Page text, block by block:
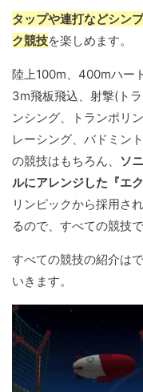
タップや連打などシン
ク競技を楽しめます。
陸上100m、400mハー
3m飛板飛込、射撃(ト
ンシング、トランポリ
レーシング、バドミン
の競技はもちろん、
ソ
ルにアレンジした『エ
リンピックから採用さ
るので、すべての競技
すべての競技の紹介は
いきます。